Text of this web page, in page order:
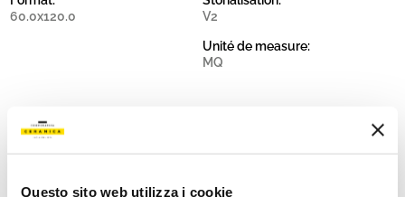
Questo sito web utilizza i cookie
60.0x120.0
V2
Unité de measure:
MQ